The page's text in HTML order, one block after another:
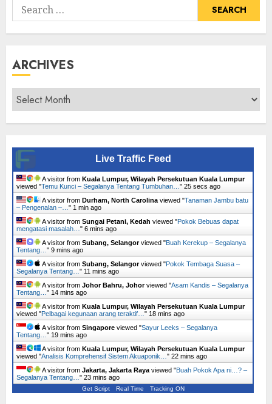
Search
for:
ARCHIVES
Archives
Live Traffic Feed
A visitor from Kuala Lumpur, Wilayah Persekutuan Kuala Lumpur
viewed "Temu Kunci – Segalanya Tentang Tumbuhan… " 26 secs ago
A visitor from Durham, North Carolina viewed "Tanaman Jambu batu
– Pengenalan –… " 1 min ago
A visitor from Sungai Petani, Kedah viewed "Pokok Bebuas dapat
mengatasi masalah… " 6 mins ago
A visitor from Subang, Selangorviewed "Buah Kerekup – Segalanya
Tentang… " 9 mins ago
A visitor from Subang, Selangorviewed "Pokok Tembaga Suasa –
Segalanya Tentang… " 11 mins ago
A visitor from Johor Bahru, Johorviewed "Asam Kandis – Segalanya
Tentang… " 14 mins ago
A visitor from Kuala Lumpur, Wilayah Persekutuan Kuala Lumpur
viewed "Pelbagai kegunaan arang teraktif… " 18 mins ago
A visitor from Singapore viewed "Sayur Leeks – Segalanya
Tentang… " 19 mins ago
A visitor from Kuala Lumpur, Wilayah Persekutuan Kuala Lumpur
viewed "Analisis Komprehensif Sistem Akuaponik… " 22 mins ago
A visitor from Jakarta, Jakarta Raya viewed "Buah Pokok Apa ni…? –
Segalanya Tentang… " 23 mins ago
Get Script Real Time Tracking ON